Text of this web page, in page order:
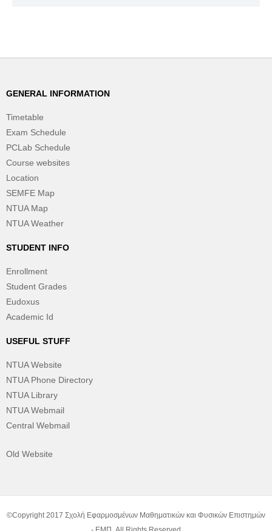
GENERAL INFORMATION
Timetable
Exam Schedule
PCLab Schedule
Course websites
Location
SEMFE Map
NTUA Map
NTUA Weather
STUDENT INFO
Enrollment
Student Grades
Eudoxus
Academic Id
USEFUL STUFF
NTUA Website
NTUA Phone Directory
NTUA Library
NTUA Webmail
Central Webmail
Old Website
©Copyright 2017 Σχολή Εφαρμοσμένων Μαθηματικών και Φυσικών Επιστημών